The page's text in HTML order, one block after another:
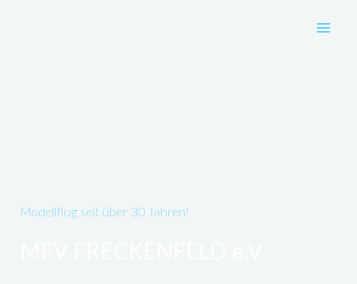
Modellflug seit über 30 Jahren!